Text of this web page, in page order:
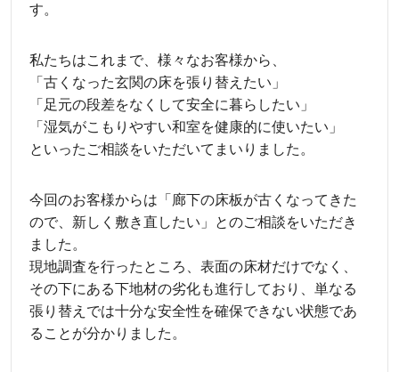
す。
私たちはこれまで、様々なお客様から、
「古くなった玄関の床を張り替えたい」
「足元の段差をなくして安全に暮らしたい」
「湿気がこもりやすい和室を健康的に使いたい」
といったご相談をいただいてまいりました。
今回のお客様からは「廊下の床板が古くなってきた
ので、新しく敷き直したい」とのご相談をいただき
ました。
現地調査を行ったところ、表面の床材だけでなく、
その下にある下地材の劣化も進行しており、単なる
張り替えでは十分な安全性を確保できない状態であ
ることが分かりました。